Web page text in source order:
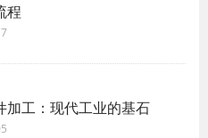
程
加工：现代工业的基石